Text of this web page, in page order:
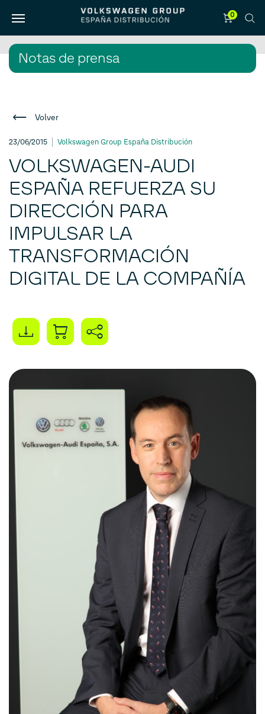
0
Notas de prensa
Volver
23/06/2015 Volkswagen Group España Distribución
VOLKSWAGEN-AUDI
ESPAÑA REFUERZA SU
DIRECCIÓN PARA
IMPULSAR LA
TRANSFORMACIÓN
DIGITAL DE LA COMPAÑÍA